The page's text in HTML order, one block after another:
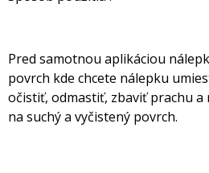
Pred samotnou aplikáciou
povrch kde chcete nálepku
očistiť, odmastiť, zbaviť prachu a
na suchý a vyčistený povrch.